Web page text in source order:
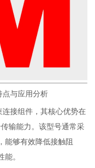
与应用分析
接组件，其核心优势在
输能力。该型号通常采
能够有效降低接触阻
。